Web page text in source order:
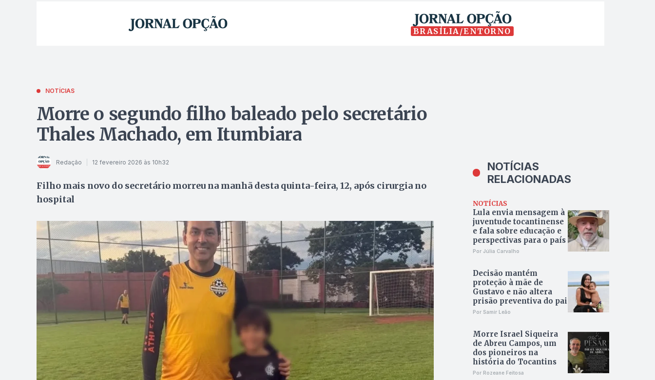
BRASÍLIA/ENTORNO
NOTÍCIAS
Morre o segundo filho baleado pelo secretário
Thales Machado, em Itumbiara
Redação 12 fevereiro 2026 às 10h32
Filho mais novo do secretário morreu na manhã desta quinta-feira, 12, após cirurgia no
hospital
NOTÍCIAS
RELACIONADAS
NOTÍCIAS
Lula envia mensagem à
juventude tocantinense
e fala sobre educação e
perspectivas para o país
Por Júlia Carvalho
Decisão mantém
proteção à mãe de
Gustavo e não altera
prisão preventiva do pai
Por Samir Leão
Morre Israel Siqueira
de Abreu Campos, um
dos pioneiros na
história do Tocantins
Por Rozeane Feitosa